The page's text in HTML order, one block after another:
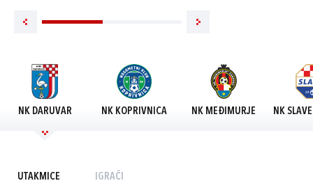
NK DARUVAR NK KOPRIVNICA NK MEĐIMURJE NK
UTAKMICE IGRAČI